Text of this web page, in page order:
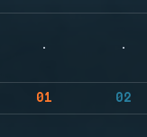
01 02